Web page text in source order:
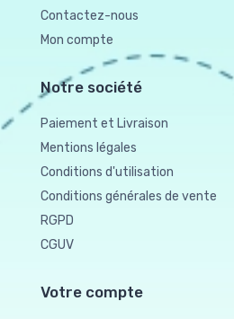
Contactez-nous
Mon compte
Notre société
Paiement et Livraison
Mentions légales
Conditions d'utilisation
Conditions générales de vente
RGPD
CGUV
Votre compte